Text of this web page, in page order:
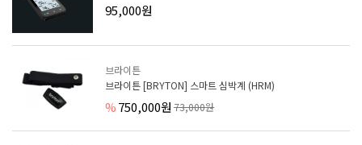
95,000원
브라이튼
브라이튼 [BRYTON] 스마트 심박계 (HRM)
%750,000원 73,000원